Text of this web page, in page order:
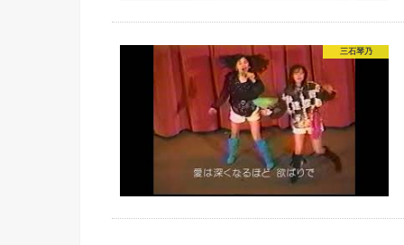
三石琴乃